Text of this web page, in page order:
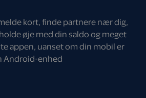
kort, finde partnere nær dig,
øje med din saldo og meget
appen, uanset om din mobil er
Android-enhed